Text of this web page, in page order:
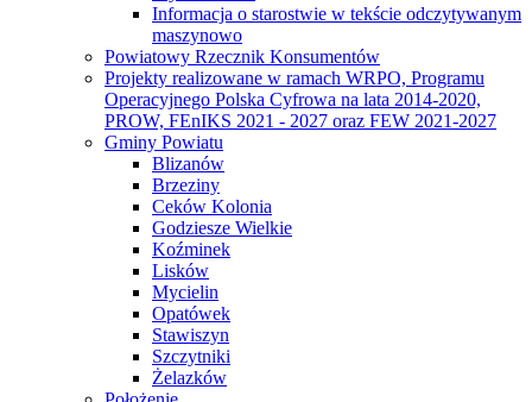
Informacja o starostwie w tekście odczytywanym
maszynowo
Powiatowy Rzecznik Konsumentów
Projekty realizowane w ramach WRPO, Programu
Operacyjnego Polska Cyfrowa na lata 2014-2020,
PROW, FEnIKS 2021 - 2027 oraz FEW 2021-2027
Gminy Powiatu
Blizanów
Brzeziny
Ceków Kolonia
Godziesze Wielkie
Koźminek
Lisków
Mycielin
Opatówek
Stawiszyn
Szczytniki
Żelazków